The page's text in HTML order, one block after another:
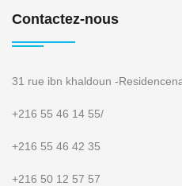
Contactez-nous
31 rue ibn khaldoun -
+216 55 46 14 55/
+216 55 46 42 35
+216 50 12 57 57